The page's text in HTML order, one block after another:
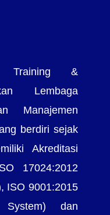
Training &
Lembaga
Manajemen
berdiri sejak
Akreditasi
17024:2012
ISO 9001:2015
System) dan